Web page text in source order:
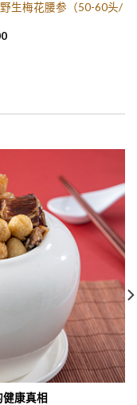
生梅花腰参（50-60头/
健康真相